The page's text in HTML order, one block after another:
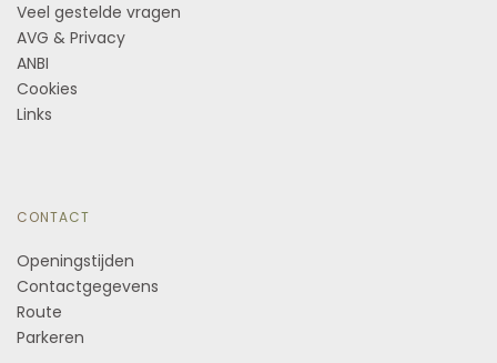
Veel gestelde vragen
AVG & Privacy
ANBI
Cookies
Links
CONTACT
Openingstijden
Contactgegevens
Route
Parkeren